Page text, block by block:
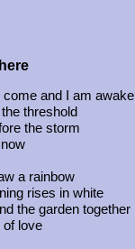
and I am awake
threshold
the storm
a rainbow
rises in white
the garden together
of love